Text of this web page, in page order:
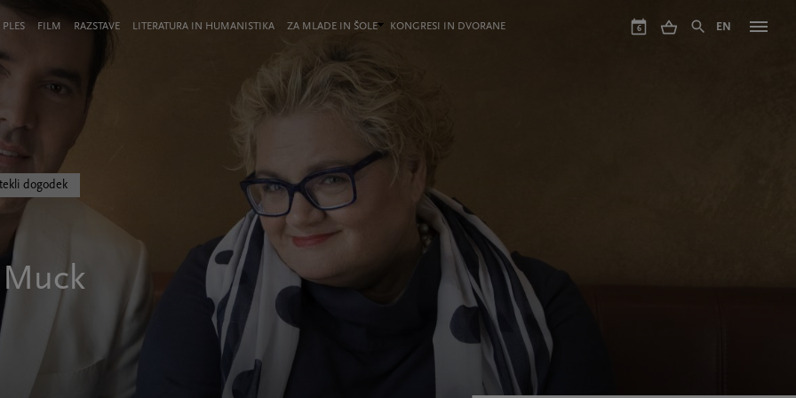
FILM RAZSTAVE LITERATURA IN HUMANISTIKA ZA MLADE IN ŠOLE KONGRESI IN DVORANE 6 EN
dogodek